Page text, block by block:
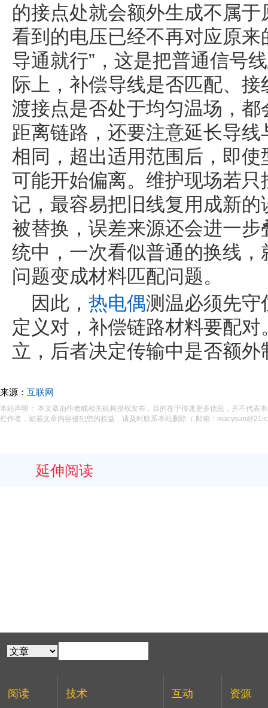
的接点处就会额外生成不属
看到的电压已经不再对应原
导通就行”，这是把普通信号
际上，补偿导线是否匹配、
渡接点是否处于均匀温场，
距离链路，还要注意延长导
相同，超出适用范围后，即
可能开始偏离。维护现场若
记，最容易把旧线复用成新
被替换，误差来源还会进一
统中，一次看似普通的换线
问题变成材料匹配问题。
因此， 热电偶测温必须先守
定义对，补偿链路材料要配
立，后者决定传输中是否额
来源： 互联网
本站声明： 本文章由作者或相关机构授权发布，目的在于传递更多信息，并不代表
栏作者，如若文章内容侵犯您的权益，请及时联系本站删除（ 邮箱：
延伸阅读
阅读 技术 互动 资源